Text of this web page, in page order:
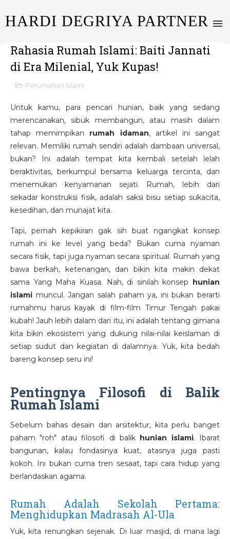
HARDI DEGRIYA PARTNER
Rahasia Rumah Islami: Baiti Jannati
di Era Milenial, Yuk Kupas!
Perumahan Islami
Untuk kamu, para pencari hunian, baik yang sedang
merencanakan, sibuk membangun, atau masih dalam
tahap memimpikan rumah idaman, artikel ini sangat
relevan. Memiliki rumah sendiri adalah dambaan universal,
bukan? Ini adalah tempat kita kembali setelah lelah
beraktivitas, berkumpul bersama keluarga tercinta, dan
menemukan kenyamanan sejati. Rumah, lebih dari
sekadar konstruksi fisik, adalah saksi bisu setiap sukacita,
kesedihan, dan munajat kita.
Tapi, pernah kepikiran gak sih buat ngangkat konsep
rumah ini ke level yang beda? Bukan cuma nyaman
secara fisik, tapi juga nyaman secara spiritual. Rumah yang
bawa berkah, ketenangan, dan bikin kita makin dekat
sama Yang Maha Kuasa. Nah, di sinilah konsep hunian
islami muncul. Jangan salah paham ya, ini bukan berarti
rumahmu harus kayak di film-film Timur Tengah pakai
kubah! Jauh lebih dalam dari itu, ini adalah tentang gimana
kita bikin ekosistem yang dukung nilai-nilai keislaman di
setiap sudut dan kegiatan di dalamnya. Yuk, kita bedah
bareng konsep seru ini!
Pentingnya Filosofi di Balik
Rumah Islami
Sebelum bahas desain dan arsitektur, kita perlu banget
paham "roh" atau filosofi di balik hunian islami. Ibarat
bangunan, kalau fondasinya kuat, atasnya juga pasti
kokoh. Ini bukan cuma tren sesaat, tapi cara hidup yang
berlandaskan agama.
Rumah Adalah Sekolah Pertama:
Menghidupkan Madrasah Al-Ula
Yuk, kita renungkan sejenak. Di luar masjid, di mana lagi